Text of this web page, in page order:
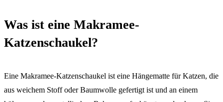
Was ist eine Makramee-
Katzenschaukel?
Eine Makramee-Katzenschaukel ist eine Hängematte für Katzen, die
aus weichem Stoff oder Baumwolle gefertigt ist und an einem